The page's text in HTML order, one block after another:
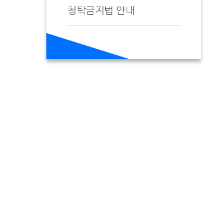
청탁금지법 안내